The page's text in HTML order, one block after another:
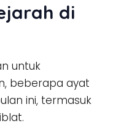
di
untuk
beberapa ayat
ini, termasuk